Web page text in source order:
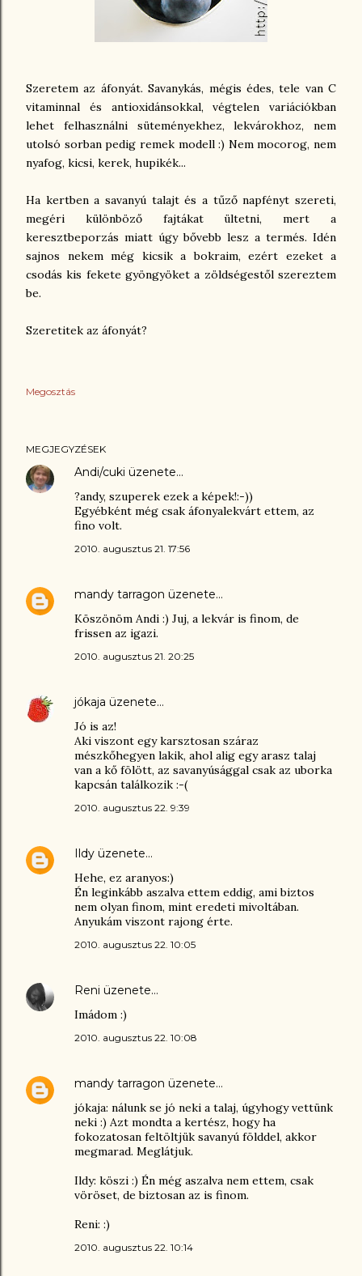
Szeretem az áfonyát. Savanykás, mégis édes, tele van C
vitaminnal és antioxidánsokkal, végtelen variációkban
lehet felhasználni süteményekhez, lekvárokhoz, nem
utolsó sorban pedig remek modell :) Nem mocorog, nem
nyafog, kicsi, kerek, hupikék...
Ha kertben a savanyú talajt és a tűző napfényt szereti,
megéri különböző fajtákat ültetni, mert a
keresztbeporzás miatt úgy bővebb lesz a termés. Idén
sajnos nekem még kicsik a bokraim, ezért ezeket a
csodás kis fekete gyöngyöket a zöldségestől szereztem
be.
Szeretitek az áfonyát?
Megosztás
MEGJEGYZÉSEK
Andi/cuki üzenete…
?andy, szuperek ezek a képek!:-))
Egyébként még csak áfonyalekvárt ettem, az
fino volt.
2010. augusztus 21. 17:56
mandy tarragon üzenete…
Köszönöm Andi :) Juj, a lekvár is finom, de
frissen az igazi.
2010. augusztus 21. 20:25
jókaja üzenete…
Jó is az!
Aki viszont egy karsztosan száraz
mészkőhegyen lakik, ahol alig egy arasz talaj
van a kő fölött, az savanyúsággal csak az uborka
kapcsán találkozik :-(
2010. augusztus 22. 9:39
Ildy üzenete…
Hehe, ez aranyos:)
Én leginkább aszalva ettem eddig, ami biztos
nem olyan finom, mint eredeti mivoltában.
Anyukám viszont rajong érte.
2010. augusztus 22. 10:05
Reni üzenete…
Imádom :)
2010. augusztus 22. 10:08
mandy tarragon üzenete…
jókaja: nálunk se jó neki a talaj, úgyhogy vettünk
neki :) Azt mondta a kertész, hogy ha
fokozatosan feltöltjük savanyú földdel, akkor
megmarad. Meglátjuk.
Ildy: köszi :) Én még aszalva nem ettem, csak
vöröset, de biztosan az is finom.
Reni: :)
2010. augusztus 22. 10:14